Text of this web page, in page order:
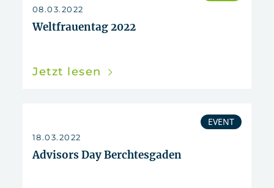
08.03.2022
Weltfrauentag 2022
Jetzt lesen
EVENT
18.03.2022
Advisors Day Berchtesgaden